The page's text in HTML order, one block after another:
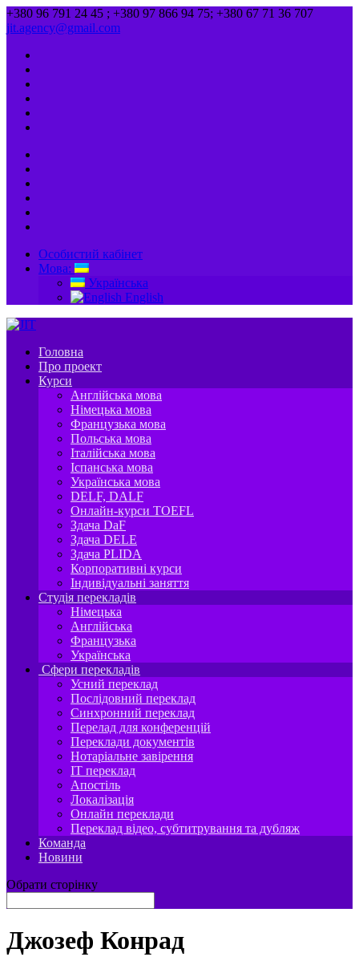
+380 96 791 24 45 ; +380 97 866 94 75; +380 67 71 36 707
jit.agency@gmail.com
Особистий кабінет
Мова:
Українська
English
Головна
Про проект
Курси
Англійська мова
Німецька мова
Французька мова
Польська мова
Італійська мова
Іспанська мова
Українська мова
DELF, DALF
Онлайн-курси TOEFL
Здача DaF
Здача DELE
Здача PLIDA
Корпоративні курси
Індивідуальні заняття
Студія перекладів
Німецька
Англійська
Французька
Українська
Сфери перекладів
Усний переклад
Послідовний переклад
Синхронний переклад
Перелад для конференцій
Переклади документів
Нотаріальне завірення
IT переклад
Апостіль
Локалізація
Онлайн переклади
Переклад відео, субтитрування та дубляж
Команда
Новини
Обрати сторінку
Джозеф Конрад